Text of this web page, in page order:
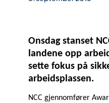
Onsdag stanset
landene opp
sette fokus på
arbeidsplassen.
NCC gjennomfører